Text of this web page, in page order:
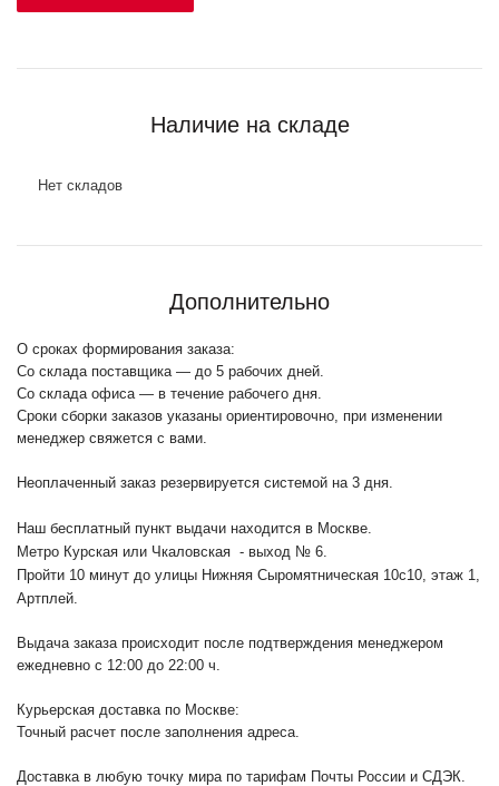
Наличие на складе
Нет складов
Дополнительно
О сроках формирования заказа:
Со склада поставщика — до 5 рабочих дней.
Со склада офиса — в течение рабочего дня.
Сроки сборки заказов указаны ориентировочно, при изменении
менеджер свяжется с вами.
Неоплаченный заказ резервируется системой на 3 дня.
Наш бесплатный пункт выдачи находится в Москве.
Метро Курская или Чкаловская - выход № 6.
Пройти 10 минут до улицы Нижняя Сыромятническая 10с10, этаж 1,
Артплей.
Выдача заказа происходит после подтверждения менеджером
ежедневно с 12:00 до 22:00 ч.
Курьерская доставка по Москве:
Точный расчет после заполнения адреса.
Доставка в любую точку мира по тарифам Почты России и СДЭК.